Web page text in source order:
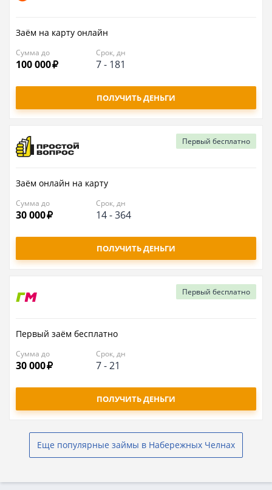
Заём на карту онлайн
Сумма до
100 000
Срок, дн
7- 181
ПОЛУЧИТЬ ДЕНЬГИ
Заём онлайн на карту
Сумма до
30 000
Срок, дн
14-364
Первый бесплатно
ПОЛУЧИТЬ ДЕНЬГИ
Первый заём бесплатно
Сумма до
30 000
Срок, дн
7-21
Первый бесплатно
ПОЛУЧИТЬ ДЕНЬГИ
Еще популярные займы в Набережных Челнах